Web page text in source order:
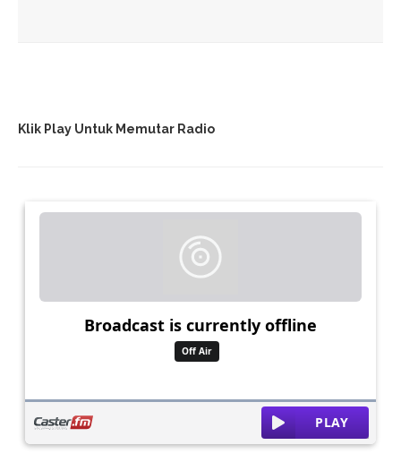
Desa Ujungnegoro Gelar Jalan Sehat Peringati
Sosialisasi Penggunaan Drone Untuk Pertanian Di Dukuh
Kades Se-Kecamatan Kesesi Hadiri Pastriad Ke-9: Meriah
Dengan Jalan Sehat, Beras Murah, Dan Pelepasan Trabas
Turnamen Sepakbola Tingkat RT Meriahkan HUT RI Ke-80 Di
Desa Sukoharjo
Klik Play Untuk Memutar Radio